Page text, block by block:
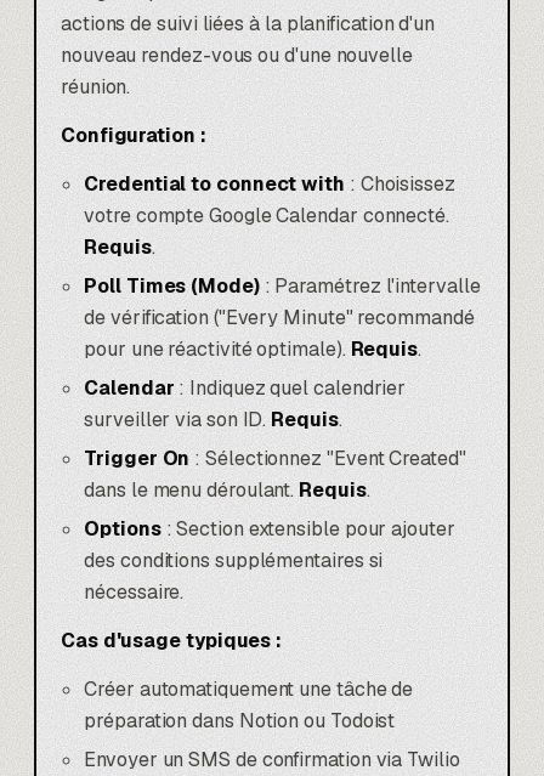
actions de suivi liées à la planification d'un
nouveau rendez-vous ou d'une nouvelle
réunion.
Configuration :
Credential to connect with : Choisissez
votre compte Google Calendar connecté.
Requis.
Poll Times (Mode): Paramétrez l'intervalle
de vérification ("Every Minute" recommandé
pour une réactivité optimale). Requis.
Calendar: Indiquez quel calendrier
surveiller via son ID.Requis.
Trigger On : Sélectionnez "Event Created"
dans le menu déroulant.Requis.
Options: Section extensible pour ajouter
des conditions supplémentaires si
nécessaire.
Cas d'usage typiques :
Créer automatiquement une tâche de
préparation dans Notion ou Todoist
Envoyer un SMS de confirmation via Twilio